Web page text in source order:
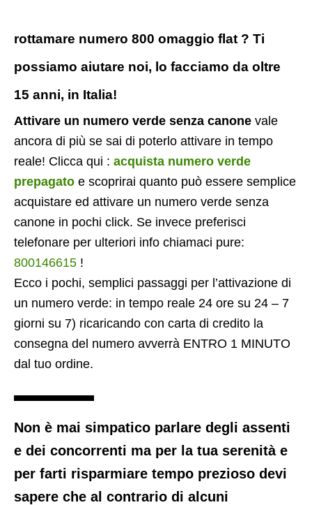
rottamare numero 800 omaggio flat ? Ti
possiamo aiutare noi, lo facciamo da oltre
15 anni, in Italia!
Attivare un numero verde senza canone vale
ancora di più se sai di poterlo attivare in tempo
reale! Clicca qui : acquista numero verde
prepagato e scoprirai quanto può essere semplice
acquistare ed attivare un numero verde senza
canone in pochi click. Se invece preferisci
telefonare per ulteriori info chiamaci pure:
800146615 !
Ecco i pochi, semplici passaggi per l’attivazione di
un numero verde: in tempo reale 24 ore su 24 – 7
giorni su 7) ricaricando con carta di credito la
consegna del numero avverrà ENTRO 1 MINUTO
dal tuo ordine.
Non è mai simpatico parlare degli assenti
e dei concorrenti ma per la tua serenità e
per farti risparmiare tempo prezioso devi
sapere che al contrario di alcuni